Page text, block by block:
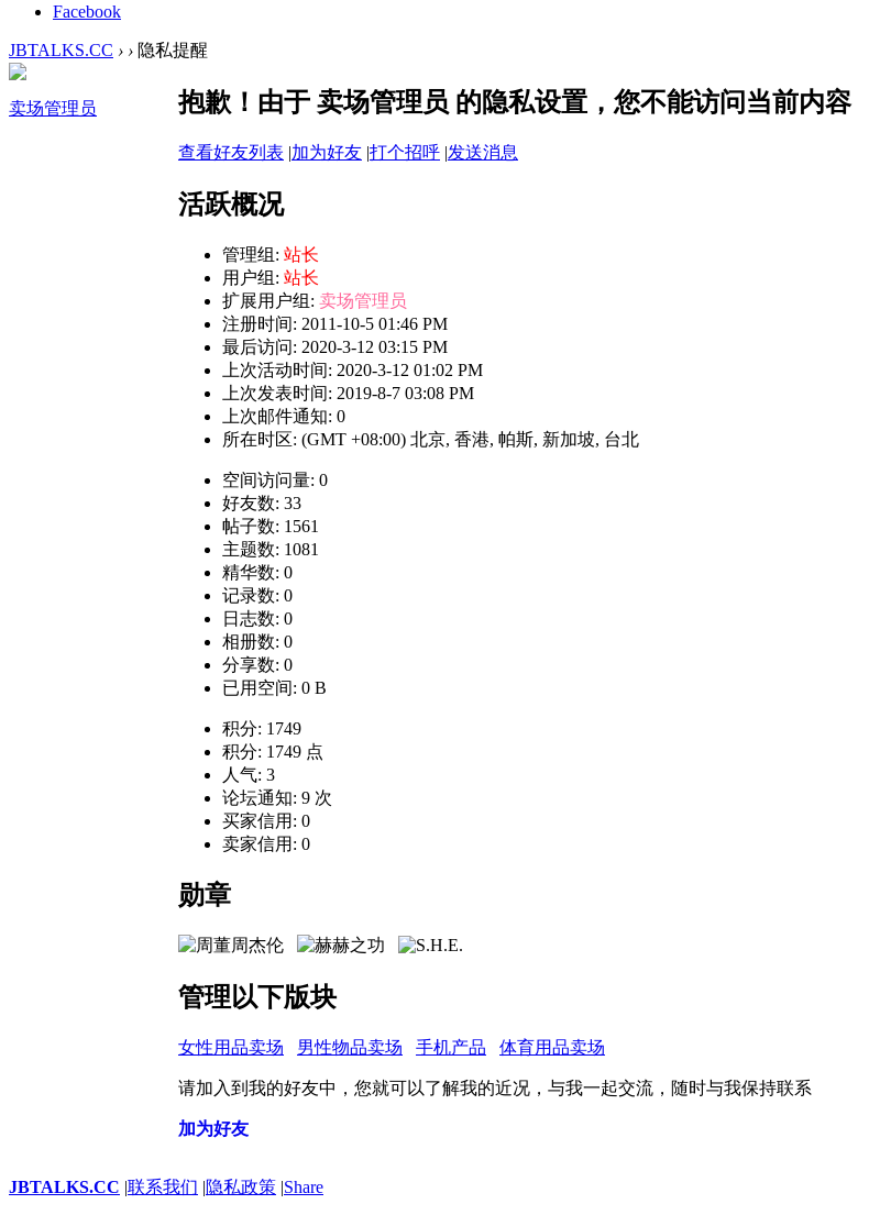
Facebook
JBTALKS.CC › › 隐私提醒
卖场管理员 抱歉！由于 卖场管理员 的隐私设置，您不能访问当前内容
查看好友列表 |加为好友 |打个招呼 |发送消息
活跃概况
管理组: 站长
用户组: 站长
扩展用户组: 卖场管理员
注册时间: 2011-10-5 01:46 PM
最后访问: 2020-3-12 03:15 PM
上次活动时间: 2020-3-12 01:02 PM
上次发表时间: 2019-8-7 03:08 PM
上次邮件通知: 0
所在时区: (GMT +08:00) 北京, 香港, 帕斯, 新加坡, 台北
空间访问量: 0
好友数: 33
帖子数: 1561
主题数: 1081
精华数: 0
记录数: 0
日志数: 0
相册数: 0
分享数: 0
已用空间: 0 B
积分: 1749
积分: 1749 点
人气: 3
论坛通知: 9 次
买家信用: 0
卖家信用: 0
勋章
管理以下版块
女性用品卖场 男性物品卖场 手机产品 体育用品卖场
请加入到我的好友中，您就可以了解我的近况，与我一起交流，随时与我保持联系
加为好友
JBTALKS.CC |联系我们 |隐私政策 |Share